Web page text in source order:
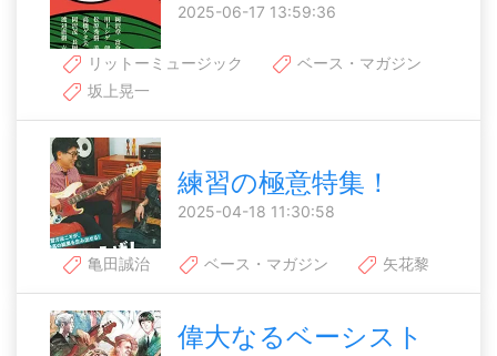
2025-06-17 13:59:36
リットーミュージック
ベース・マガジン
坂上晃一
練習の極意特集！
2025-04-18 11:30:58
亀田誠治 ベース・マガジン 矢花黎
偉大なるベーシスト